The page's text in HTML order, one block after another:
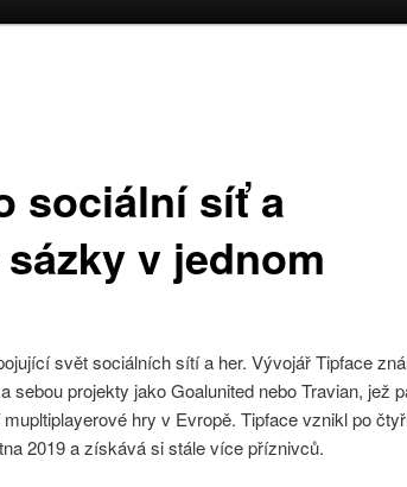
sociální síť a
v jednom
svět sociálních sítí a her. Vývojář Tipface
sebou projekty jako Goalunited nebo Travian, jež
hry v Evropě. Tipface vznikl po
2019 a získává si stále více příznivců.